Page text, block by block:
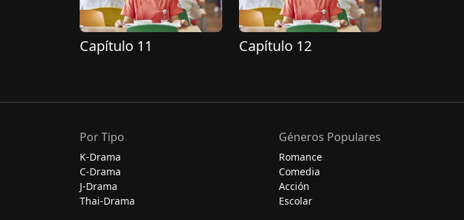
Capítulo 11 Capítulo 12
Por Tipo
K-Drama
C-Drama
J-Drama
Thai-Drama
Géneros Populares
Romance
Comedia
Acción
Escolar